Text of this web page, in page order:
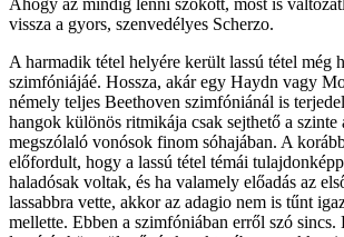
Ahogy az mindig lenni szokott, most is
vissza a gyors, szenvedélyes Scherzo.
A harmadik tétel helyére került lassú tétel még
szimfóniájáé. Hossza, akár egy Haydn vagy
némely teljes Beethoven szimfóniánál is
hangok különös ritmikája csak sejthető a szinte
megszólaló vonósok finom sóhajában. A
előfordult, hogy a lassú tétel témái
haladósak voltak, és ha valamely előadás az
lassabbra vette, akkor az adagio nem is tűnt
mellette. Ebben a szimfóniában erről szó sincs.